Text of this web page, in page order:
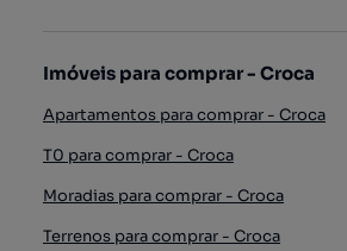
Imóveis para comprar - Croca
Apartamentos para comprar - Croca
T0 para comprar - Croca
Moradias para comprar - Croca
Terrenos para comprar - Croca